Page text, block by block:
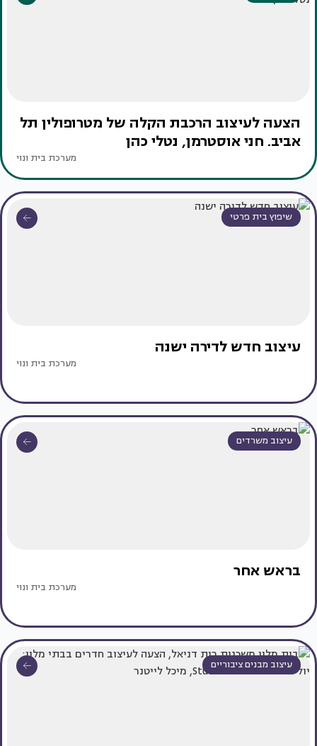
הצעה לעיצוב הרכבת הקלה של מטרופולין תל
אביב. חני אוסטרמן, נטלי כהן
מערכת בית ונוי
שיפוץ בית פרטי
עיצוב חדש לדירה ישנה
מערכת בית ונוי
עיצוב משרדים
בראש אחר
מערכת בית ונוי
עיצוב מבנים ציבוריים